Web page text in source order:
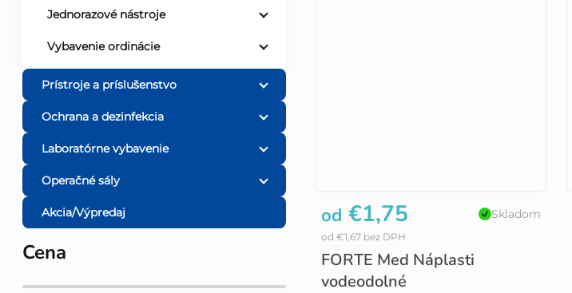
Jednorazové nástroje
Vybavenie ordinácie
Prístroje a príslušenstvo
Ochrana a dezinfekcia
Laboratórne vybavenie
Operačné sály
Akcia/Výpredaj
Cena
FORTE Med Náplasti
vodeodolné
Skladom
od €1,67 bez DPH
od €1,75